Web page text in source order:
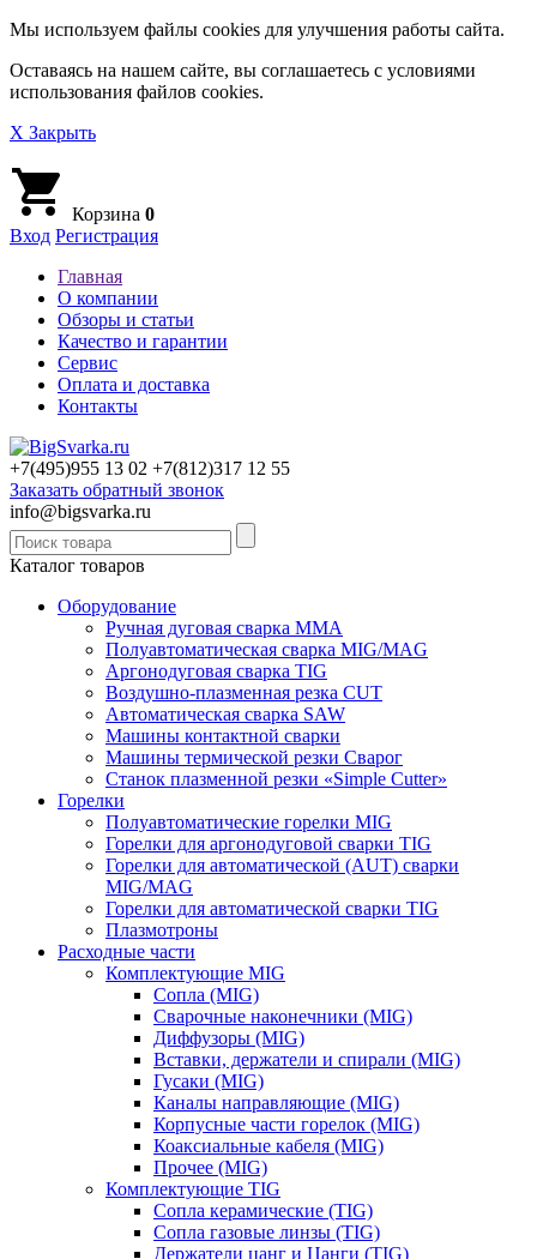
Мы используем файлы cookies для улучшения работы сайта.
Оставаясь на нашем сайте, вы соглашаетесь с условиями
использования файлов cookies.
X Закрыть
Корзина 0
Вход Регистрация
Главная
О компании
Обзоры и статьи
Качество и гарантии
Сервис
Оплата и доставка
Контакты
+7(495)955 13 02 +7(812)317 12 55
Заказать обратный звонок
info@bigsvarka.ru
Каталог товаров
Оборудование
Ручная дуговая сварка ММА
Полуавтоматическая сварка MIG/MAG
Аргонодуговая сварка TIG
Воздушно-плазменная резка CUT
Автоматическая сварка SAW
Машины контактной сварки
Машины термической резки Сварог
Станок плазменной резки «Simple Cutter»
Горелки
Полуавтоматические горелки MIG
Горелки для аргонодуговой сварки TIG
Горелки для автоматической (AUT) сварки
MIG/MAG
Горелки для автоматической сварки TIG
Плазмотроны
Расходные части
Комплектующие MIG
Сопла (MIG)
Сварочные наконечники (MIG)
Диффузоры (MIG)
Вставки, держатели и спирали (MIG)
Гусаки (MIG)
Каналы направляющие (MIG)
Корпусные части горелок (MIG)
Коаксиальные кабеля (MIG)
Прочее (MIG)
Комплектующие TIG
Сопла керамические (TIG)
Сопла газовые линзы (TIG)
Держатели цанг и Цанги (TIG)